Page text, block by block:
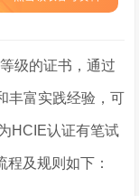
级的证书，通过
丰富实践经验，可
HCIE认证有笔试
及规则如下：